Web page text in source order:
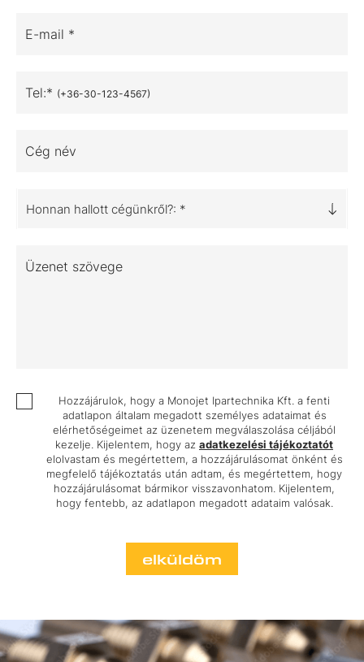
E-mail *
Tel:* (+36-30-123-4567)
Cég név
Honnan hallott cégünkről?: *
Üzenet szövege
Hozzájárulok, hogy a Monojet Ipartechnika Kft. a fenti
adatlapon általam megadott személyes adataimat és
elérhetőségeimet az üzenetem megválaszolása céljából
kezelje. Kijelentem, hogy az adatkezelési tájékoztatót
elolvastam és megértettem, a hozzájárulásomat önként és
megfelelő tájékoztatás után adtam, és megértettem, hogy
hozzájárulásomat bármikor visszavonhatom. Kijelentem,
hogy fentebb, az adatlapon megadott adataim valósak.
elküldöm